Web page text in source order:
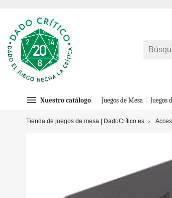
menu Nuestro catálogo Juegos de Mesa Juegos
Tienda de juegos de mesa | DadoCrítico.es